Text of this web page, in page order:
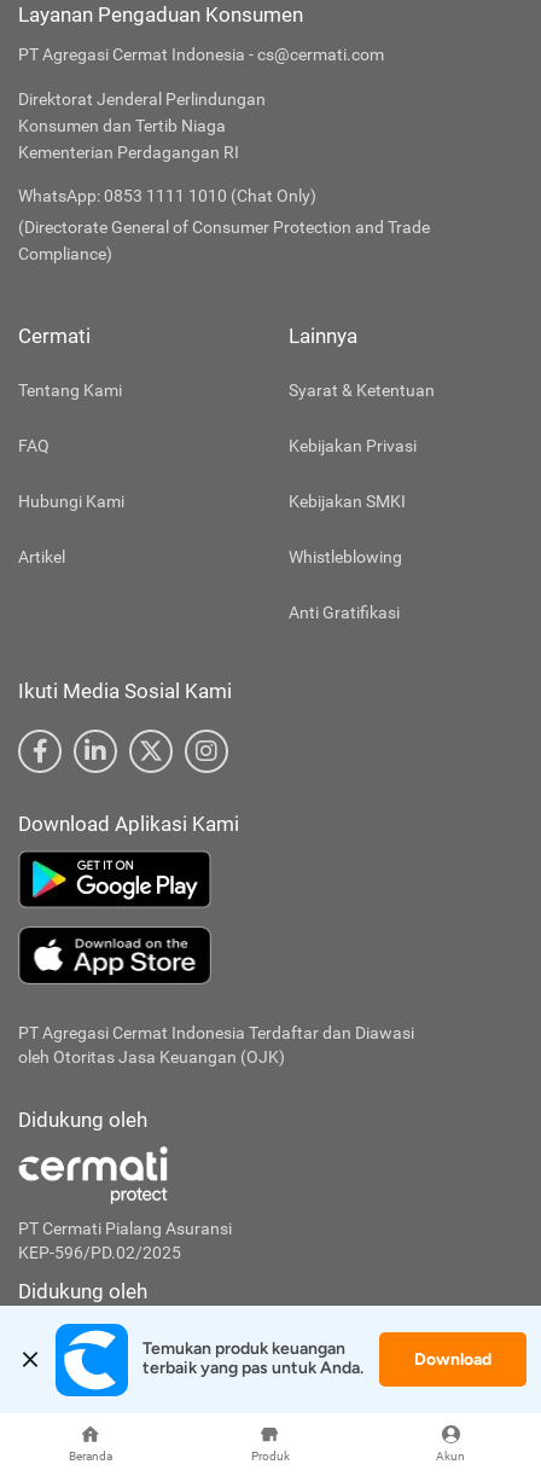
Beranda Produk Akun
Layanan Pengaduan Konsumen
PT Agregasi Cermat Indonesia - cs@cermati.com
Direktorat Jenderal Perlindungan
Konsumen dan Tertib Niaga
Kementerian Perdagangan RI
WhatsApp: 0853 1111 1010 (Chat Only)
(Directorate General of Consumer Protection and Trade
Compliance)
Cermati
Tentang Kami
FAQ
Hubungi Kami
Artikel
Lainnya
Syarat & Ketentuan
Kebijakan Privasi
Kebijakan SMKI
Whistleblowing
Anti Gratifikasi
Ikuti Media Sosial Kami
Download Aplikasi Kami
PT Agregasi Cermat Indonesia Terdaftar dan Diawasi
oleh Otoritas Jasa Keuangan (OJK)
Didukung oleh
PT Cermati Pialang Asuransi
KEP-596/PD.02/2025
Didukung oleh
PT Artha Investa Teknologi
KEP-7/PM.21/2021
Temukan produk keuangan
terbaik yang pas untuk Anda.
Download